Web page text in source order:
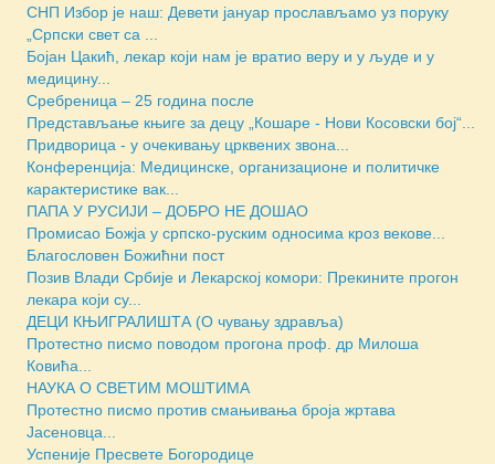
СНП Избор је наш: Девети јануар прослављамо уз поруку
„Српски свет са ...
Бојан Цакић, лекар који нам је вратио веру и у људе и у
медицину...
Сребреница – 25 година после
Представљање књиге за децу „Кошаре - Нови Косовски бој“...
Придворица - у очекивању црквених звона...
Конференција: Медицинске, организационе и политичке
карактеристике вак...
ПАПА У РУСИЈИ – ДОБРО НЕ ДОШАО
Промисао Божја у српско-руским односима кроз векове...
Благословен Божићни пост
Позив Влади Србије и Лекарској комори: Прекините прогон
лекара који су...
ДЕЦИ КЊИГРАЛИШТА (О чувању здравља)
Протестно писмо поводом прогона проф. др Милоша
Ковића...
НАУКА О СВЕТИМ МОШТИМА
Протестно писмо против смањивања броја жртава
Јасеновца...
Успеније Пресвете Богородице